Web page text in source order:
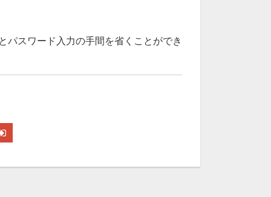
パスワード入力の手間を省くことができ